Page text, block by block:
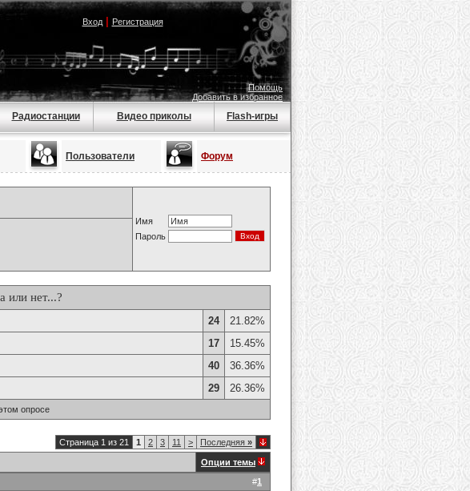
Вход| Регистрация
Помощь
Добавить в избранное
Радиостанции Видео приколы Flash-игры
Пользователи Форум
Имя
Пароль
или нет...?
24
21.82%
17
15.45%
40
36.36%
29 26.36%
опросе
Страница 1 из 21 1 2 3 11 > Последняя »
Опции темы
#1